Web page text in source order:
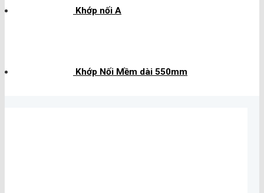
Khớp nối A
Khớp Nối Mềm dài 550mm